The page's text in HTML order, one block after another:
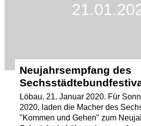
Neujahrsempfang des
Löbau, 21. Januar 2020. Für
2020, laden die Macher des
"Kommen und Gehen" zum